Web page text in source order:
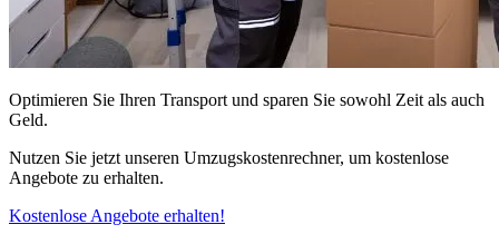
Optimieren Sie Ihren Transport und sparen Sie sowohl Zeit als auch
Geld.
Nutzen Sie jetzt unseren Umzugskostenrechner, um kostenlose
Angebote zu erhalten.
Kostenlose Angebote erhalten!